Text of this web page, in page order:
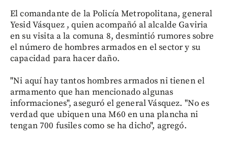
El comandante de la Policía Metropolitana, general
Yesid Vásquez , quien acompañó al alcalde Gaviria
en su visita a la comuna 8, desmintió rumores sobre
el número de hombres armados en el sector y su
capacidad para hacer daño.
"Ni aquí hay tantos hombres armados ni tienen el
armamento que han mencionado algunas
informaciones", aseguró el general Vásquez. "No es
verdad que ubiquen una M60 en una plancha ni
tengan 700 fusiles como se ha dicho", agregó.